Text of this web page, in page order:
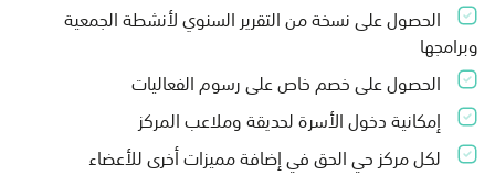
الحصول على نسخة من التقرير السنوي لأنشطة الجمعية
وبرامجها
الحصول على خصم خاص على رسوم الفعاليات
إمكانية دخول الأسرة لحديقة وملاعب المركز
لكل مركز حي الحق في إضافة مميزات أخرى للأعضاء